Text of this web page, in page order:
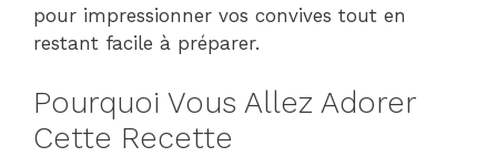
pour impressionner vos convives tout en
restant facile à préparer.
Pourquoi Vous Allez Adorer
Cette Recette